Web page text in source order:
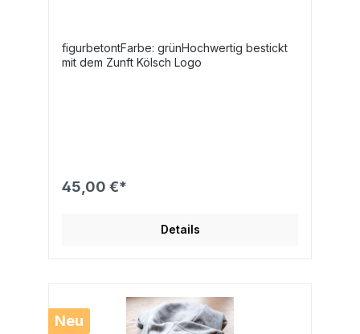
figurbetontFarbe: grünHochwertig bestickt
mit dem Zunft Kölsch Logo
45,00 €*
Details
Neu